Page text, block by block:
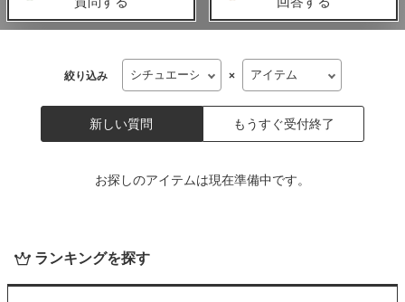
絞り込み ×
新しい質問 もうすぐ受付終了
お探しのアイテムは現在準備中です。
ランキングを探す